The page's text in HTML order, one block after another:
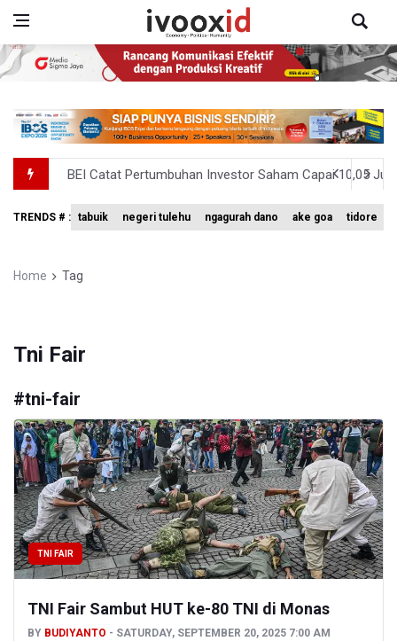
BEI Catat Pertumbuhan Investor Saham Capai 10,05
Flores Bersiap Gelar Festival Golo Koe 2026,
TNI Gelar Latihan Kesiapsiagaan Penanggulangan
TRENDS # : tabuik negeri tulehu ngagurah dano ake goa tidore
Home Tag
Tni Fair
#tni-fair
TNI FAIR
TNI Fair Sambut HUT ke-80 TNI di Monas
BY BUDIYANTO SATURDAY, SEPTEMBER 20, 2025 7:00 AM